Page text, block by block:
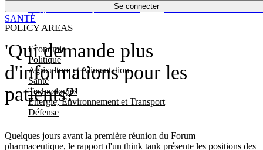
Se connecter
POLICY AREAS
Economie
Politique
Agriculture et Alimentation
Santé
Technologies
Energie, Environnement et Transport
Défense
Économie
'Qui demande plus
d'informations pour les
patients?'
Quelques jours avant la première réunion du Forum
pharmaceutique, le rapport d'un think tank présente les positions des
SANTÉ